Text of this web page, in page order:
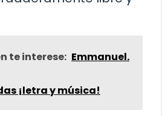
te interese: Emmanuel.
¡letra y música!